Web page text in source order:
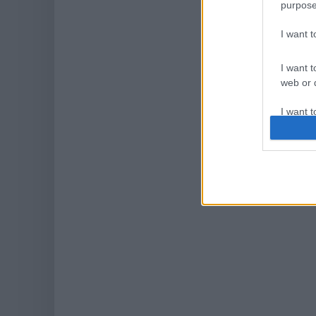
I want
I want
web or
I want